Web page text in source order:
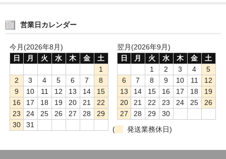
営業日カレンダー
今月(2026年8月)
日
月 火 水 木 金
土
1
2
3 4 5 6 7
8
9
10 11 12 13 14
15
16
17 18 19 20 21
22
23
24 25 26 27 28
29
30
31
翌月(2026年9月)
日
月 火 水 木 金
土
1
2 3 4
5
6
7 8 9 10 11
12
13
14 15 16 17 18
19
20
21 22 23 24 25
26
27
28 29
30
(
発送業務休日)